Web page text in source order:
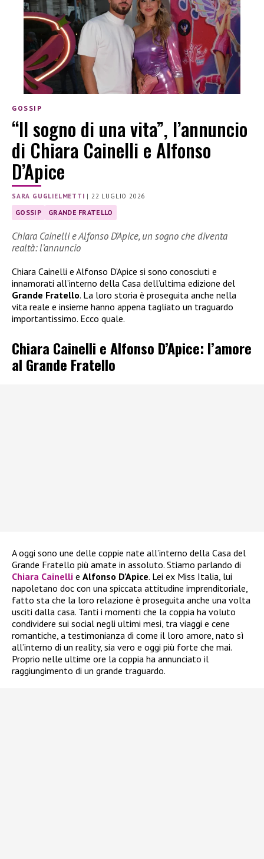
GOSSIP
“Il sogno di una vita”, l’annuncio
di Chiara Cainelli e Alfonso
D’Apice
SARA GUGLIELMETTI | 22 LUGLIO 2026
GOSSIP GRANDE FRATELLO
Chiara Cainelli e Alfonso D’Apice, un sogno che diventa
realtà: l’annuncio
Chiara Cainelli e Alfonso D’Apice si sono conosciuti e
innamorati all’interno della Casa dell’ultima edizione del
Grande Fratello. La loro storia è proseguita anche nella
vita reale e insieme hanno appena tagliato un traguardo
importantissimo. Ecco quale.
Chiara Cainelli e Alfonso D’Apice: l’amore
al Grande Fratello
A oggi sono une delle coppie nate all’interno della Casa del
Grande Fratello più amate in assoluto. Stiamo parlando di
Chiara Cainelli e Alfonso D’Apice. Lei ex Miss Italia, lui
napoletano doc con una spiccata attitudine imprenditoriale,
fatto sta che la loro relazione è proseguita anche una volta
usciti dalla casa. Tanti i momenti che la coppia ha voluto
condividere sui social negli ultimi mesi, tra viaggi e cene
romantiche, a testimonianza di come il loro amore, nato sì
all’interno di un reality, sia vero e oggi più forte che mai.
Proprio nelle ultime ore la coppia ha annunciato il
raggiungimento di un grande traguardo.